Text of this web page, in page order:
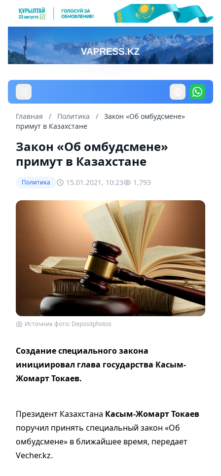
Главная / Политика /
Закон «Об омбудсмене»
примут в Казахстане
Закон «Об омбудсмене»
примут в Казахстане
Политика 15.01.2021, 10:23 1,793
Источник фото: Depositphotos
Создание специального закона
инициировал глава государства Касым-
Жомарт Токаев.
Президент Казахстана Касым-Жомарт Токаев
поручил принять специальный закон «Об
омбудсмене» в ближайшее время, передает
Vecher.kz.